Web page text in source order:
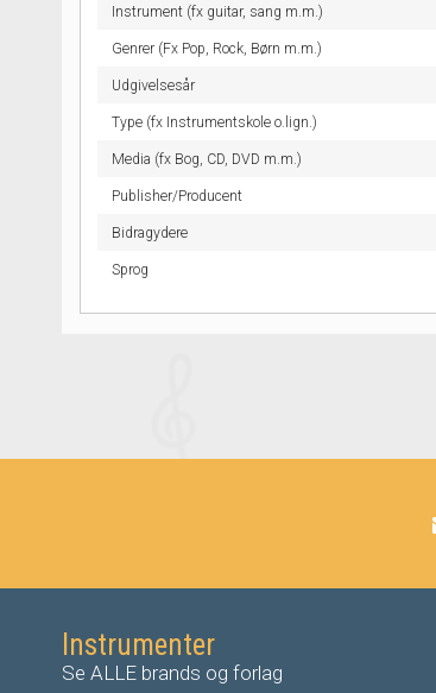
Instrument (fx guitar, sang m.m.)
Genrer (Fx Pop, Rock, Børn m.m.)
Udgivelsesår
Type (fx Instrumentskole o.lign.)
Media (fx Bog, CD, DVD m.m.)
Publisher/Producent
Bidragydere
Sprog
Instrumenter
Se ALLE brands og forlag